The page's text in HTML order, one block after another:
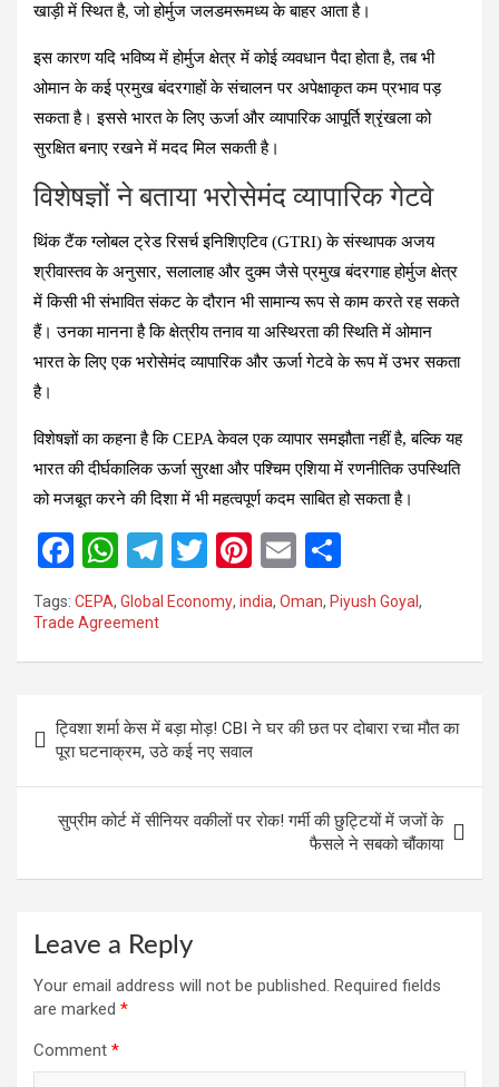
खाड़ी में स्थित है, जो होर्मुज जलडमरूमध्य के बाहर आता है।
इस कारण यदि भविष्य में होर्मुज क्षेत्र में कोई व्यवधान पैदा होता है, तब भी
ओमान के कई प्रमुख बंदरगाहों के संचालन पर अपेक्षाकृत कम प्रभाव पड़
सकता है। इससे भारत के लिए ऊर्जा और व्यापारिक आपूर्ति श्रृंखला को
सुरक्षित बनाए रखने में मदद मिल सकती है।
विशेषज्ञों ने बताया भरोसेमंद व्यापारिक गेटवे
थिंक टैंक ग्लोबल ट्रेड रिसर्च इनिशिएटिव (GTRI) के संस्थापक अजय
श्रीवास्तव के अनुसार, सलालाह और दुक्म जैसे प्रमुख बंदरगाह होर्मुज क्षेत्र
में किसी भी संभावित संकट के दौरान भी सामान्य रूप से काम करते रह सकते
हैं। उनका मानना है कि क्षेत्रीय तनाव या अस्थिरता की स्थिति में ओमान
भारत के लिए एक भरोसेमंद व्यापारिक और ऊर्जा गेटवे के रूप में उभर सकता
है।
विशेषज्ञों का कहना है कि CEPA केवल एक व्यापार समझौता नहीं है, बल्कि यह
भारत की दीर्घकालिक ऊर्जा सुरक्षा और पश्चिम एशिया में रणनीतिक उपस्थिति
को मजबूत करने की दिशा में भी महत्वपूर्ण कदम साबित हो सकता है।
F
a
ce
b
o
k
W
h
at
s
p
p
T
el
e
gr
m
T
wi
tt
er
Pi
nt
er
es
E
ail
h
ar
e
Tags: CEPA, Global Economy, india, Oman, Piyush Goyal ,
Trade Agreement
navigation
ट्विशा शर्मा केस में बड़ा मोड़! CBI ने घर की छत पर दोबारा रचा मौत का
पूरा घटनाक्रम, उठे कई नए सवाल
सुप्रीम कोर्ट में सीनियर वकीलों पर रोक! गर्मी की छुट्टियों में जजों के
फैसले ने सबको चौंकाया
Leave a Reply
Your email address will not be published. Required fields
are marked *
Comment *